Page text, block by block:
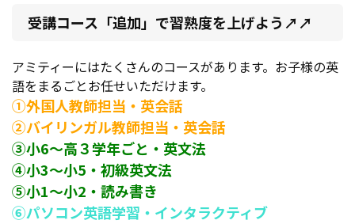
受講コース「追加」で習熟度を上げよう↗️↗️
アミティーにはたくさんのコースがあります。お子様の英
語をまるごとお任せいただけます。
①外国人教師担当・英会話
②バイリンガル教師担当・英会話
③小6～高３学年ごと・英文法
④小3～小5・初級英文法
⑤小1～小2・読み書き
⑥パソコン英語学習・インタラクティブ